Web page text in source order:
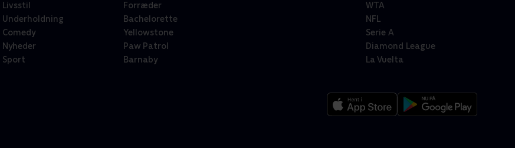
Livsstil
Underholdning
Comedy
Nyheder
Sport
Forræder
Bachelorette
Yellowstone
Paw Patrol
Barnaby
WTA
NFL
Serie A
Diamond League
La Vuelta